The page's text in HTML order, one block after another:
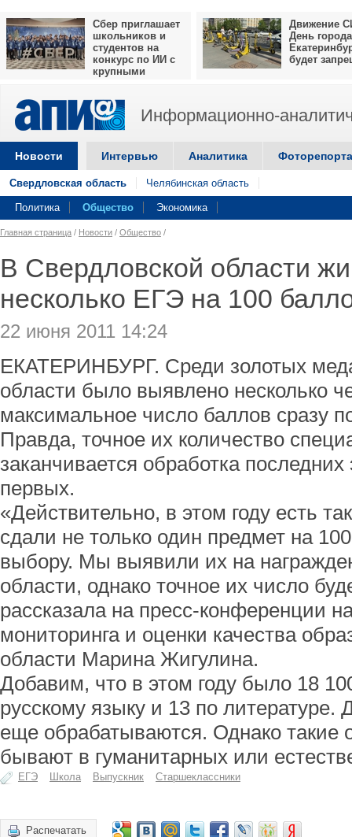
Сбер приглашает
школьников и
студентов на
конкурс по ИИ с
крупными
Движение
День города
будет
Информационно-
Новости Интервью Аналитика
Свердловская область Челябинская область
Политика Общество Экономика
Главная страница / Новости / Общество /
В Свердловской области
несколько ЕГЭ на 100
22 июня 2011 14:24
ЕКАТЕРИНБУРГ. Среди золотых
области было выявлено несколько
максимальное число баллов сразу
Правда, точное их количество
заканчивается обработка
первых.
«Действительно, в этом году есть
сдали не только один предмет на
выбору. Мы выявили их на
области, однако точное их число
рассказала на пресс-конференции
мониторинга и оценки качества
области Марина Жигулина.
Добавим, что в этом году было 18
русскому языку и 13 по
еще обрабатываются. Однако такие
бывают в гуманитарных или
ЕГЭ Школа Выпускник Старшеклассники
Распечатать